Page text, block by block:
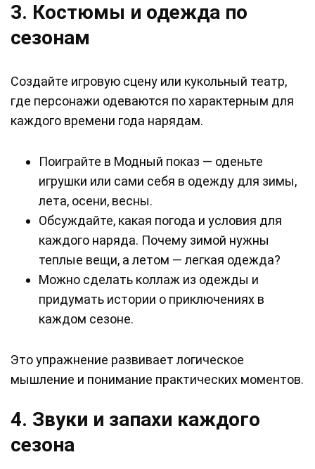
3. Костюмы и одежда по
сезонам
Создайте игровую сцену или кукольный театр,
где персонажи одеваются по характерным для
каждого времени года нарядам.
Поиграйте в Модный показ — оденьте
игрушки или сами себя в одежду для зимы,
лета, осени, весны.
Обсуждайте, какая погода и условия для
каждого наряда. Почему зимой нужны
теплые вещи, а летом — легкая одежда?
Можно сделать коллаж из одежды и
придумать истории о приключениях в
каждом сезоне.
Это упражнение развивает логическое
мышление и понимание практических моментов.
4. Звуки и запахи каждого
сезона